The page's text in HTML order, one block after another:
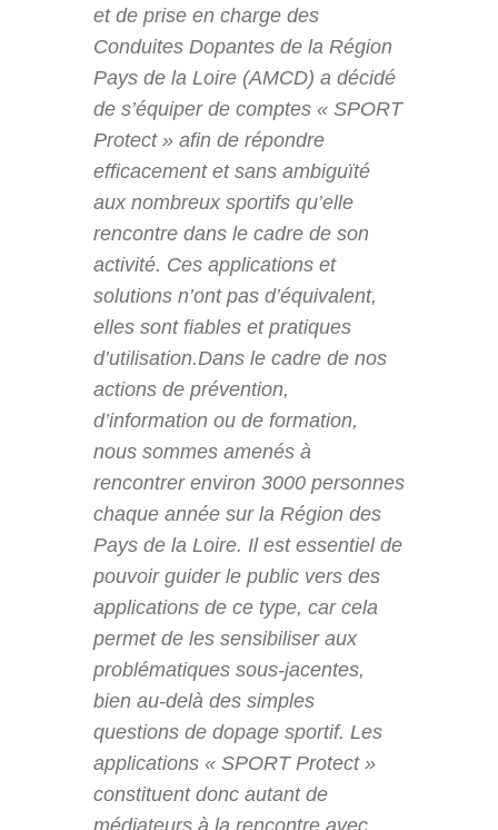
et de prise en charge des
Conduites Dopantes de la Région
Pays de la Loire (AMCD) a décidé
de s’équiper de comptes « SPORT
Protect » afin de répondre
efficacement et sans ambiguïté
aux nombreux sportifs qu’elle
rencontre dans le cadre de son
activité. Ces applications et
solutions n’ont pas d’équivalent,
elles sont fiables et pratiques
d’utilisation.Dans le cadre de nos
actions de prévention,
d’information ou de formation,
nous sommes amenés à
rencontrer environ 3000 personnes
chaque année sur la Région des
Pays de la Loire. Il est essentiel de
pouvoir guider le public vers des
applications de ce type, car cela
permet de les sensibiliser aux
problématiques sous-jacentes,
bien au-delà des simples
questions de dopage sportif. Les
applications « SPORT Protect »
constituent donc autant de
médiateurs à la rencontre avec